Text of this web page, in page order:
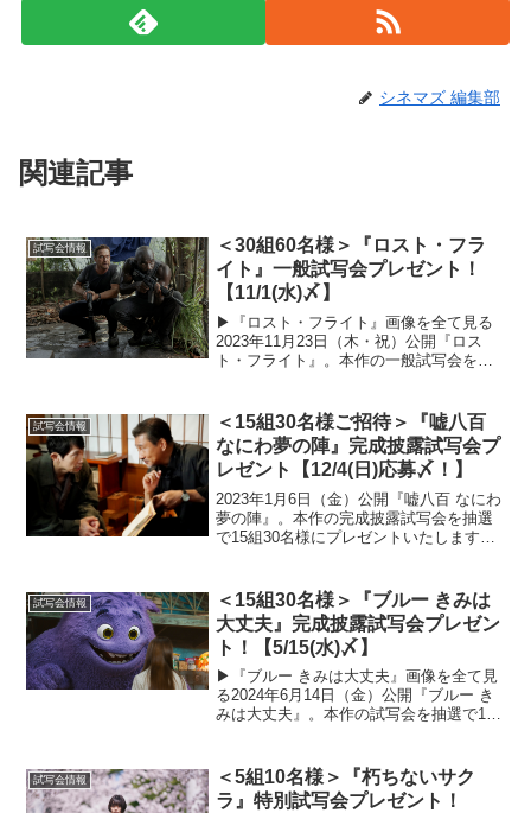
シネマズ 編集部
関連記事
試写会情報
＜30組60名様＞『ロスト・フラ
イト』一般試写会プレゼント！
【11/1(水)〆】
▶︎『ロスト・フライト』画像を全て見る
2023年11月23日（木・祝）公開『ロス
ト・フライト』。本作の一般試写会を抽
確認のうえ、ぜひご応募ください。試写
会の概要■開催...
試写会情報
＜15組30名様ご招待＞『嘘八百
なにわ夢の陣』完成披露試写会プ
レゼント【12/4(日)応募〆！】
2023年1月6日（金）公開『嘘八百 なにわ
夢の陣』。本作の完成披露試写会を抽選
で15組30名様にプレゼントいたします！
なにわ夢の陣』 完成披露試写会の概要■
開催日時...
試写会情報
＜15組30名様＞『ブルー きみは
大丈夫』完成披露試写会プレゼン
ト！【5/15(水)〆】
▶︎『ブルー きみは大丈夫』画像を全て見
る2024年6月14日（金）公開『ブルー き
みは大丈夫』。本作の試写会を抽選で15
え、ぜひご応募ください。試写会の概要■
開催日...
試写会情報
＜5組10名様＞『朽ちないサク
ラ』特別試写会プレゼント！